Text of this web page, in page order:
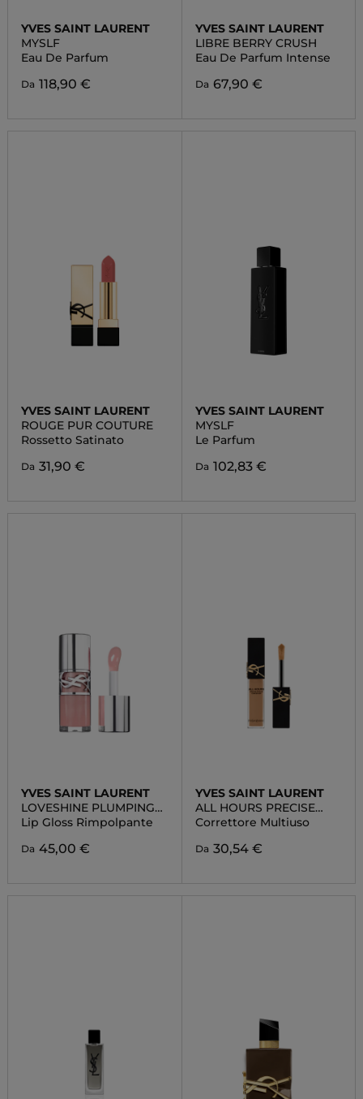
YVES SAINT LAURENT
MYSLF
Eau De Parfum
Da 118,90 €
YVES SAINT LAURENT
LIBRE BERRY CRUSH
Eau De Parfum Intense
Da 67,90 €
YVES SAINT LAURENT
ROUGE PUR COUTURE
Rossetto Satinato
Da 31,90 €
YVES SAINT LAURENT
MYSLF
Le Parfum
Da 102,83 €
YVES SAINT LAURENT
LOVESHINE PLUMPING
LIP OIL GLOSS
Lip Gloss Rimpolpante
Da 45,00 €
YVES SAINT LAURENT
ALL HOURS PRECISE
ANGLES CONCEALER
Correttore Multiuso
Da 30,54 €